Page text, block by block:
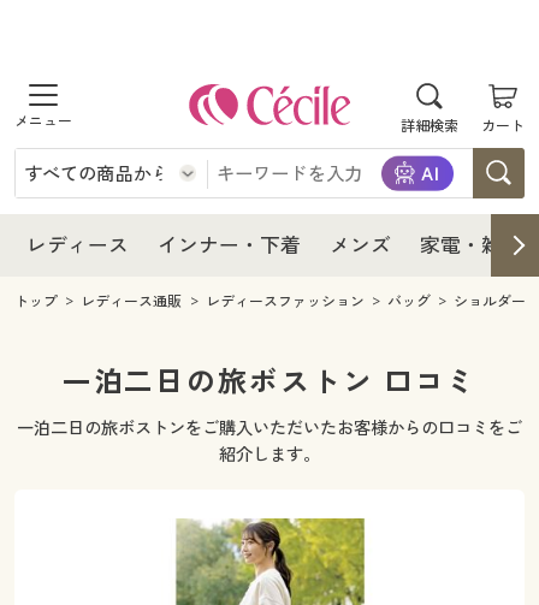
詳細検索 カート
商品を探す
レディース
レディースファッション
女性下着
インナー・下着
インナー・下着通販すべて
女性下着
メンズ下着
メンズ
メンズ通販すべて
メンズファッション
家電・雑貨
家電・雑貨すべて
キッチン・雑貨・日用品
寝具・インテリア・家具
美容・健康通販すべて
レディース インナー・下着 メンズ 家電・雑貨
レディース
レディース通販すべて
レディースファッション
インナー・下着
インナー・下着通販すべて
ジュニア・ティーンズ下着
メンズ
メンズ下着
家電
寝具・インテリア・家具通販すべて
美容・健康
美容・健康・サプリメント
制服・スクールすべて
トップ レディース通販 レディースファッション バッグ ショルダー
一泊二日の旅ボストン 口コミ
一泊二日の旅ボストンをご購入いただいたお客様からの口コミをご
紹介します。